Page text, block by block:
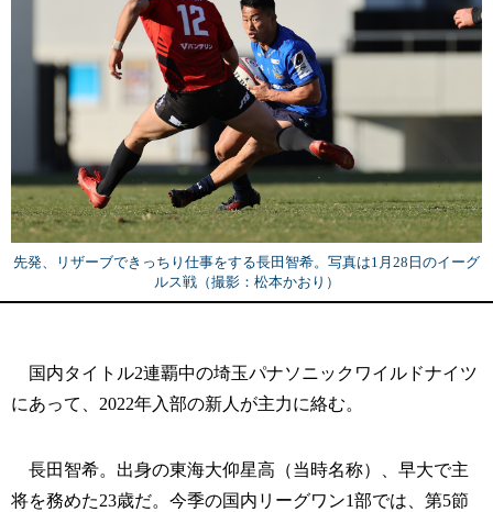
先発、リザーブできっちり仕事をする長田智希。写真は1月28日のイーグ
ルス戦（撮影：松本かおり）
国内タイトル2連覇中の埼玉パナソニックワイルドナイツ
にあって、2022年入部の新人が主力に絡む。
長田智希。出身の東海大仰星高（当時名称）、早大で主
将を務めた23歳だ。今季の国内リーグワン1部では、第5節